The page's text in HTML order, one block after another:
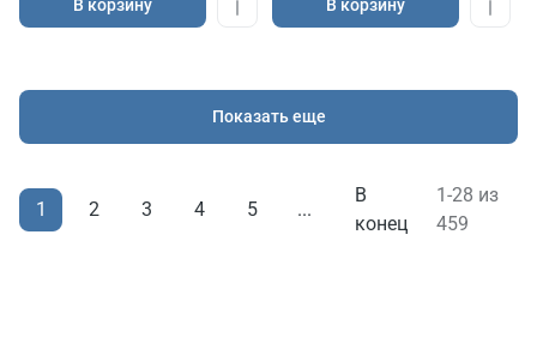
В корзину В корзину
Показать еще
1 2 3 4 5 ...
В
конец
1-28 из
459